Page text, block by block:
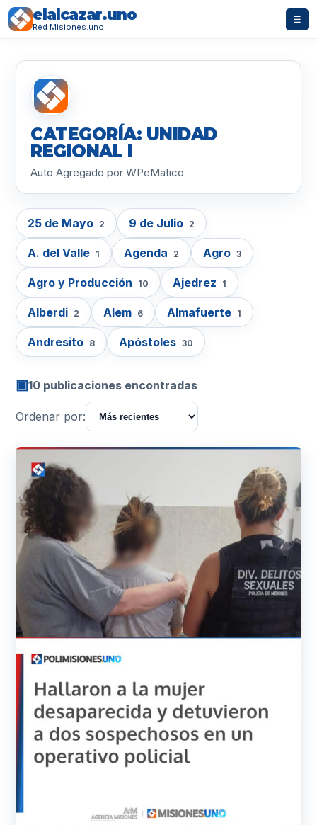
elalcazar.uno
Red Misiones.uno
☰
CATEGORÍA: UNIDAD
REGIONAL I
Auto Agregado por WPeMatico
25 de Mayo 2 9 de Julio 2
A. del Valle 1 Agenda 2 Agro 3
Agro y Producción 10 Ajedrez 1
Alberdi 2 Alem 6 Almafuerte 1
Andresito 8 Apóstoles 30
▣10 publicaciones encontradas
Ordenar por: